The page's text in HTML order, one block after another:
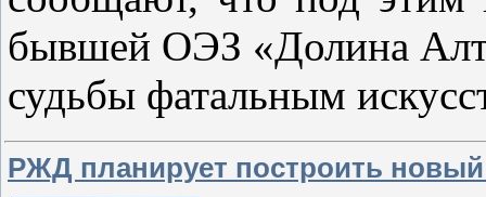
бывшей ОЭЗ «Долина
судьбы фатальным
РЖД планирует построить